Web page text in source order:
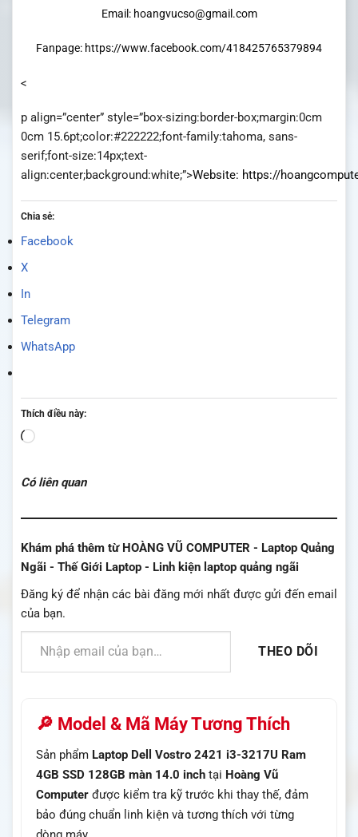
Email: hoangvucso@gmail.com
Fanpage: https://www.facebook.com/418425765379894
<
p align=”center” style=”box-sizing:border-box;margin:0cm
0cm 15.6pt;color:#222222;font-family:tahoma, sans-
serif;font-size:14px;text-
align:center;background:white;”>Website: https://
Chia sẻ:
Facebook
X
In
Telegram
WhatsApp
Thích điều này:
Có liên quan
Khám phá thêm từ HOÀNG VŨ COMPUTER - Laptop Quảng
Ngãi - Thế Giới Laptop - Linh kiện laptop quảng ngãi
Đăng ký để nhận các bài đăng mới nhất được gửi đến email
của bạn.
Nhập email của bạn…
THEO DÕI
🔎 Model & Mã Máy Tương Thích
Sản phẩm Laptop Dell Vostro 2421 i3-3217U Ram
4GB SSD 128GB màn 14.0 inch tại Hoàng Vũ
Computer được kiểm tra kỹ trước khi thay thế, đảm
bảo đúng chuẩn linh kiện và tương thích với từng